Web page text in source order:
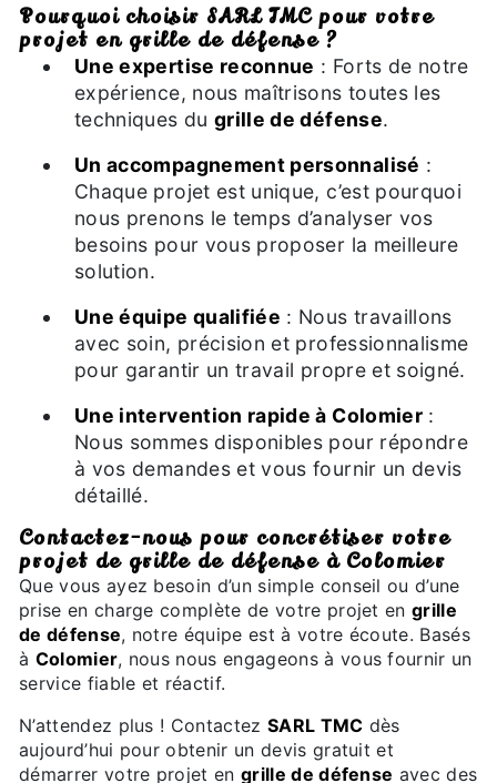
Pourquoi choisir SARL TMC pour votre
projet en grille de défense ?
Une expertise reconnue : Forts de notre
expérience, nous maîtrisons toutes les
techniques du grille de défense.
Un accompagnement personnalisé :
Chaque projet est unique, c’est pourquoi
nous prenons le temps d’analyser vos
besoins pour vous proposer la meilleure
solution.
Une équipe qualifiée : Nous travaillons
avec soin, précision et professionnalisme
pour garantir un travail propre et soigné.
Une intervention rapide à Colomier:
Nous sommes disponibles pour répondre
à vos demandes et vous fournir un devis
détaillé.
Contactez-nous pour concrétiser votre
projet de grille de défense à Colomier
Que vous ayez besoin d’un simple conseil ou d’une
prise en charge complète de votre projet engrille
de défense, notre équipe est à votre écoute. Basés
à Colomier, nous nous engageons à vous fournir un
service fiable et réactif.
N’attendez plus ! Contactez SARL TMC dès
aujourd’hui pour obtenir un devis gratuit et
démarrer votre projet engrille de défense avec des